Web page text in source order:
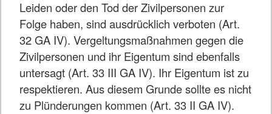
Leiden oder den Tod der Zivilpersonen zur
Folge haben, sind ausdrücklich verboten (Art.
32 GA IV). Vergeltungsmaßnahmen gegen die
Zivilpersonen und ihr Eigentum sind ebenfalls
untersagt (Art. 33 III GA IV). Ihr Eigentum ist zu
respektieren. Aus diesem Grunde sollte es nicht
zu Plünderungen kommen (Art. 33 II GA IV).